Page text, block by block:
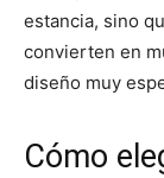
estancia, sino
convierten en
diseño muy
Cómo